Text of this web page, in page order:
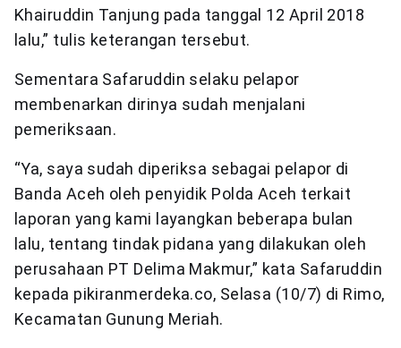
Khairuddin Tanjung pada tanggal 12 April 2018
lalu,” tulis keterangan tersebut.
Sementara Safaruddin selaku pelapor
membenarkan dirinya sudah menjalani
pemeriksaan.
“Ya, saya sudah diperiksa sebagai pelapor di
Banda Aceh oleh penyidik Polda Aceh terkait
laporan yang kami layangkan beberapa bulan
lalu, tentang tindak pidana yang dilakukan oleh
perusahaan PT Delima Makmur,” kata Safaruddin
kepada pikiranmerdeka.co, Selasa (10/7) di Rimo,
Kecamatan Gunung Meriah.